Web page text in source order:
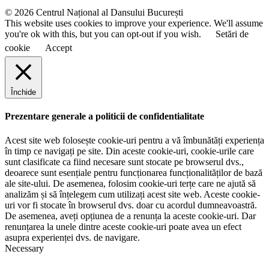
© 2026 Centrul Național al Dansului București
This website uses cookies to improve your experience. We'll assume
you're ok with this, but you can opt-out if you wish.
Setări de
cookie
Accept
Închide
Prezentare generale a politicii de confidentialitate
Acest site web folosește cookie-uri pentru a vă îmbunătăți experiența
în timp ce navigați pe site. Din aceste cookie-uri, cookie-urile care
sunt clasificate ca fiind necesare sunt stocate pe browserul dvs.,
deoarece sunt esențiale pentru funcționarea funcționalităților de bază
ale site-ului. De asemenea, folosim cookie-uri terțe care ne ajută să
analizăm și să înțelegem cum utilizați acest site web. Aceste cookie-
uri vor fi stocate în browserul dvs. doar cu acordul dumneavoastră.
De asemenea, aveți opțiunea de a renunța la aceste cookie-uri. Dar
renunțarea la unele dintre aceste cookie-uri poate avea un efect
asupra experienței dvs. de navigare.
Necessary